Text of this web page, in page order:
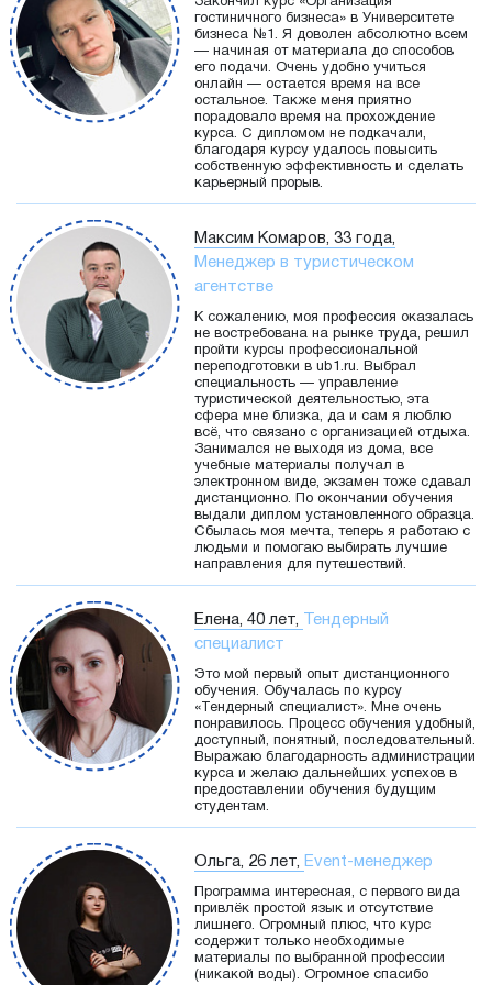
гостиничного бизнеса» в Университете
бизнеса №1. Я доволен абсолютно всем
— начиная от материала до способов
его подачи. Очень удобно учиться
онлайн — остается время на все
остальное. Также меня приятно
порадовало время на прохождение
курса. С дипломом не подкачали,
благодаря курсу удалось повысить
собственную эффективность и сделать
карьерный прорыв.
Максим Комаров, 33 года,
Менеджер в туристическом
агентстве
К сожалению, моя профессия оказалась
не востребована на рынке труда, решил
пройти курсы профессиональной
переподготовки в ub1.ru. Выбрал
специальность — управление
туристической деятельностью, эта
сфера мне близка, да и сам я люблю
всё, что связано с организацией отдыха.
Занимался не выходя из дома, все
учебные материалы получал в
электронном виде, экзамен тоже сдавал
дистанционно. По окончании обучения
выдали диплом установленного образца.
Сбылась моя мечта, теперь я работаю с
людьми и помогаю выбирать лучшие
направления для путешествий.
Елена, 40 лет,
Тендерный
специалист
Это мой первый опыт дистанционного
обучения. Обучалась по курсу
«Тендерный специалист». Мне очень
понравилось. Процесс обучения удобный,
доступный, понятный, последовательный.
Выражаю благодарность администрации
курса и желаю дальнейших успехов в
предоставлении обучения будущим
студентам.
Ольга, 26 лет, Event-менеджер
Программа интересная, с первого вида
привлёк простой язык и отсутствие
лишнего. Огромный плюс, что курс
содержит только необходимые
материалы по выбранной профессии
(никакой воды). Огромное спасибо